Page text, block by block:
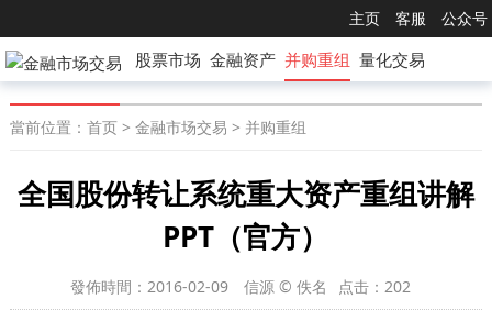
主页 客服 公众号
股票市场 金融资产 并购重组 量化交易
當前位置： 首页> 金融市场交易 > 并购重组
全国股份转让系统重大资产重组讲解
PPT（官方）
發佈時間：2016-02-09 信源 © 佚名 点击： 202